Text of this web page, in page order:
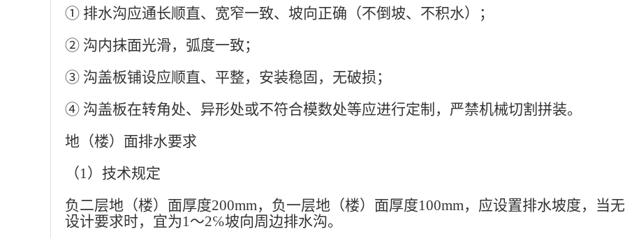
① 排水沟应通长顺直、宽窄一致、坡向正确（不倒坡、不积水）；
② 沟内抹面光滑，弧度一致；
③ 沟盖板铺设应顺直、平整，安装稳固，无破损；
④ 沟盖板在转角处、异形处或不符合模数处等应进行定制，严禁机械切割拼装。
地（楼）面排水要求
（1）技术规定
负二层地（楼）面厚度200mm，负一层地（楼）面厚度100mm，应设置排水坡度，当无
设计要求时，宜为1～2℅坡向周边排水沟。